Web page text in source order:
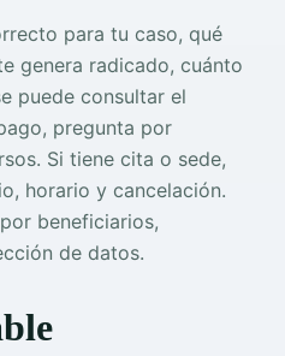
para tu caso, qué
genera radicado, cuánto
puede consultar el
pregunta por
Si tiene cita o sede,
horario y cancelación.
beneficiarios,
de datos.